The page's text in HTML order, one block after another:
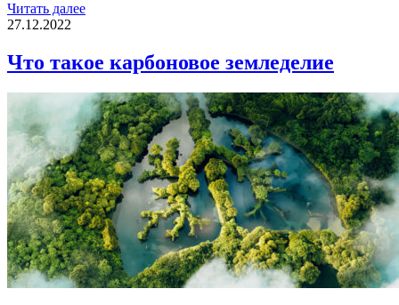
Читать далее
27.12.2022
Что такое карбоновое земледелие